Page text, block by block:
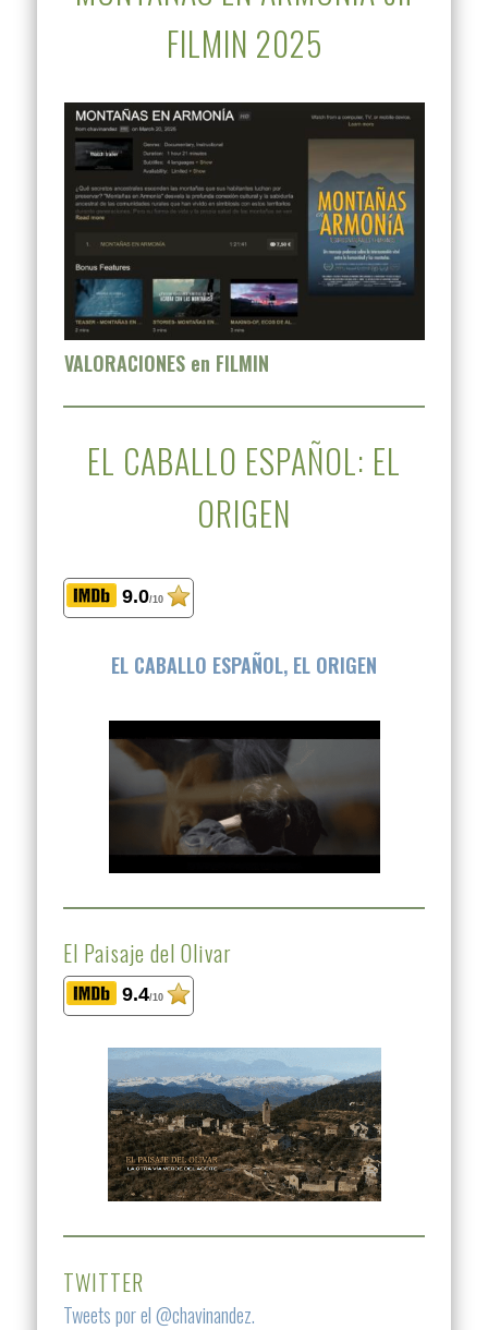
FILMIN 2025
VALORACIONES en FILMIN
EL CABALLO ESPAÑOL: EL
ORIGEN
9.0/10
EL CABALLO ESPAÑOL, EL ORIGEN
El Paisaje del Olivar
9.4/10
TWITTER
Tweets por el @chavinandez.